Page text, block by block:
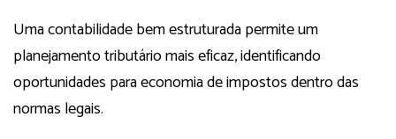
Uma contabilidade bem estruturada permite um
planejamento tributário mais eficaz, identificando
oportunidades para economia de impostos dentro das
normas legais.